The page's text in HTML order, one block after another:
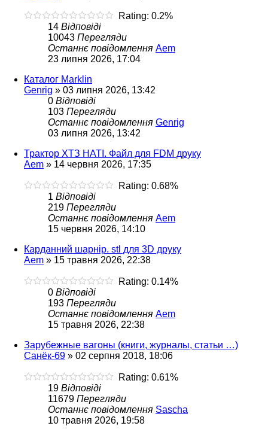
Rating: 0.2%
14 Відповіді
10043 Перегляди
Останнє повідомлення Aem
23 липня 2026, 17:04
Каталог Marklin
Genrig » 03 липня 2026, 13:42
0 Відповіді
103 Перегляди
Останнє повідомлення Genrig
03 липня 2026, 13:42
Трактор ХТЗ НАТІ. Файл для FDM друку
Aem » 14 червня 2026, 17:35
Rating: 0.68%
1 Відповіді
219 Перегляди
Останнє повідомлення Aem
15 червня 2026, 14:10
Карданний шарнір. stl для 3D друку
Aem » 15 травня 2026, 22:38
Rating: 0.14%
0 Відповіді
193 Перегляди
Останнє повідомлення Aem
15 травня 2026, 22:38
Зарубежные вагоны (книги, журналы, статьи …)
Санёк-69 » 02 серпня 2018, 18:06
Rating: 0.61%
19 Відповіді
11679 Перегляди
Останнє повідомлення Sascha
10 травня 2026, 19:58